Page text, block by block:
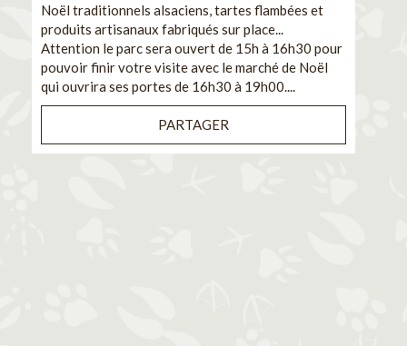
Noël traditionnels alsaciens, tartes flambées et
produits artisanaux fabriqués sur place...
Attention le parc sera ouvert de 15h à 16h30 pour
pouvoir finir votre visite avec le marché de Noël
qui ouvrira ses portes de 16h30 à 19h00....
PARTAGER